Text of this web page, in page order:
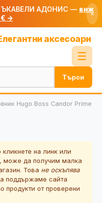
АДОНИС — виж
€ →
×
аксесоари
☰
Търси
Hugo Boss Candor Prime
кликнете на линк или
може да получим малка
Това не оскъпява
поддържаме сайта
продукти от проверени